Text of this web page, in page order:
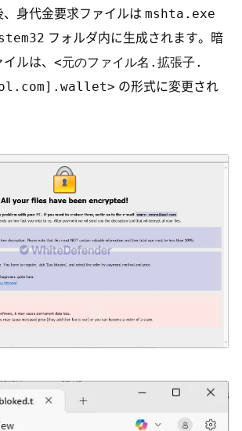
、身代金要求ファイルは mshta.exe
フォルダ内に生成されます。暗
ルは、 <元のファイル名.拡張子.
の形式に変更され